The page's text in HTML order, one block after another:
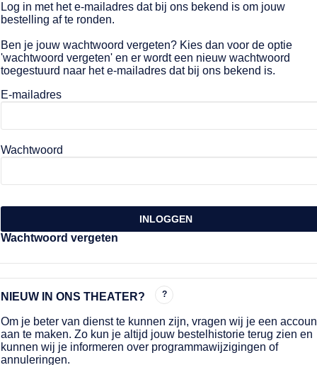
Log in met het e-mailadres dat bij ons bekend is om jouw
bestelling af te ronden.
Ben je jouw wachtwoord vergeten? Kies dan voor de optie
'wachtwoord vergeten' en er wordt een nieuw wachtwoord
toegestuurd naar het e-mailadres dat bij ons bekend is.
E-mailadres
Wachtwoord
INLOGGEN
Wachtwoord vergeten
NIEUW IN ONS THEATER? ?
Om je beter van dienst te kunnen zijn, vragen wij je een
aan te maken. Zo kun je altijd jouw bestelhistorie terug zien en
kunnen wij je informeren over programmawijzigingen of
annuleringen.